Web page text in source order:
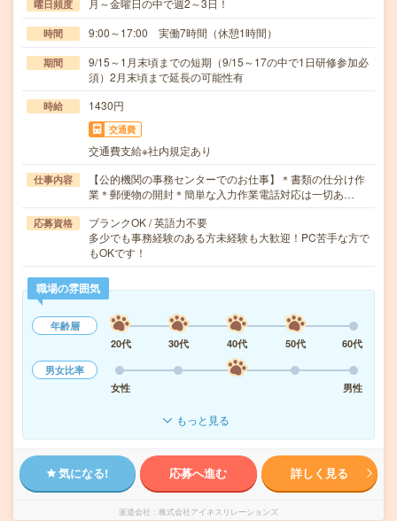
曜日頻度 月～金曜日の中で週2～3日！
時間 9:00～17:00 実働7時間（休憩1時間）
期間
9/15～1月末頃までの短期（9/15～17の中で1日研修参加必
須）2月末頃まで延長の可能性有
時給 1430円
交通費
交通費支給※社内規定あり
仕事内容
【公的機関の事務センターでのお仕事】＊書類の仕分け作
業＊郵便物の開封＊簡単な入力作業電話対応は一切あ…
応募資格
ブランクOK / 英語力不要
多少でも事務経験のある方未経験も大歓迎！PC苦手な方で
もOKです！
職場の雰囲気
年齢層
20代
30代 40代 50代
60代
男女比率
女性
男性
もっと見る
気になる! 応募へ進む 詳しく見る
派遣会社 株式会社アイネスリレーションズ